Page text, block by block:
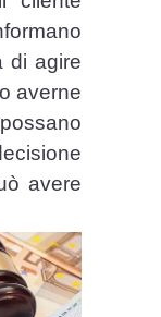
di agire
averne
avere